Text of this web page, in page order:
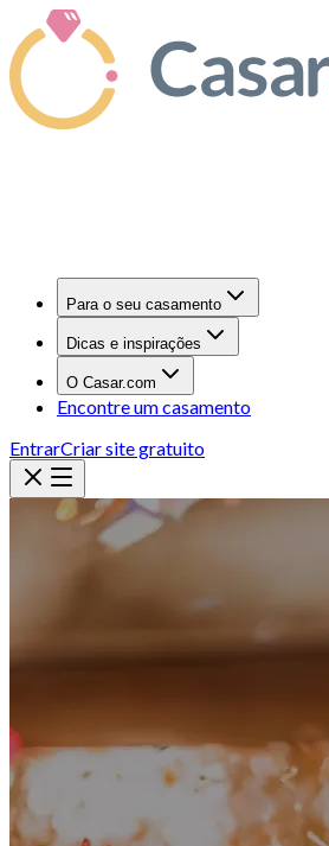
Para o seu casamento
Dicas e inspirações
O Casar.com
Encontre um casamento
EntrarCriar site gratuito